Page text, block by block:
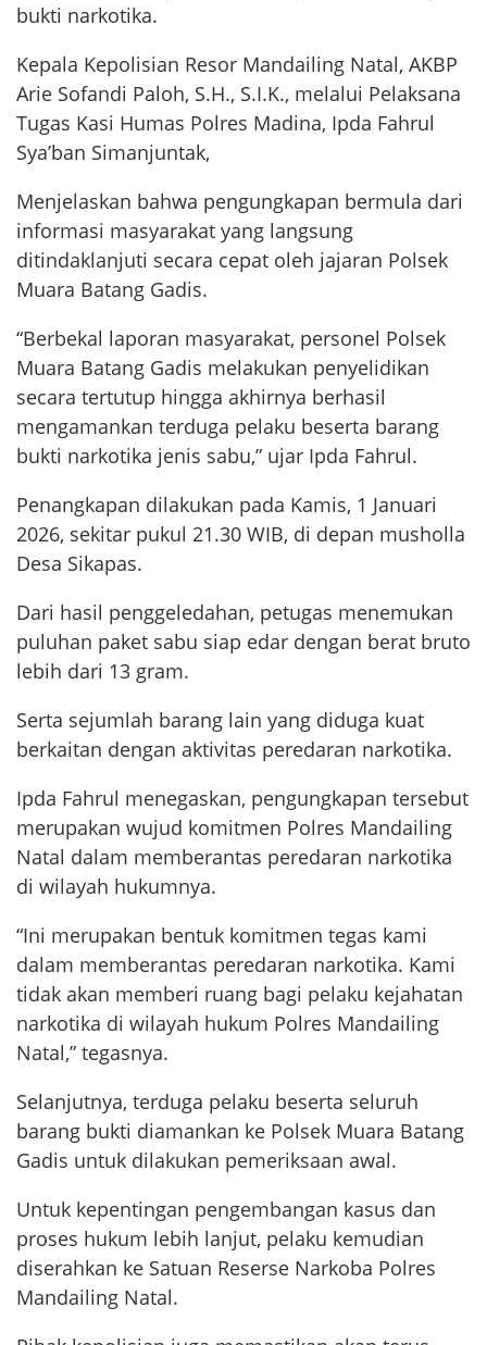
bukti narkotika.
Kepala Kepolisian Resor Mandailing Natal, AKBP
Arie Sofandi Paloh, S.H., S.I.K., melalui Pelaksana
Tugas Kasi Humas Polres Madina, Ipda Fahrul
Sya’ban Simanjuntak,
Menjelaskan bahwa pengungkapan bermula dari
informasi masyarakat yang langsung
ditindaklanjuti secara cepat oleh jajaran Polsek
Muara Batang Gadis.
“Berbekal laporan masyarakat, personel Polsek
Muara Batang Gadis melakukan penyelidikan
secara tertutup hingga akhirnya berhasil
mengamankan terduga pelaku beserta barang
bukti narkotika jenis sabu,” ujar Ipda Fahrul.
Penangkapan dilakukan pada Kamis, 1 Januari
2026, sekitar pukul 21.30 WIB, di depan musholla
Desa Sikapas.
Dari hasil penggeledahan, petugas menemukan
puluhan paket sabu siap edar dengan berat bruto
lebih dari 13 gram.
Serta sejumlah barang lain yang diduga kuat
berkaitan dengan aktivitas peredaran narkotika.
Ipda Fahrul menegaskan, pengungkapan tersebut
merupakan wujud komitmen Polres Mandailing
Natal dalam memberantas peredaran narkotika
di wilayah hukumnya.
“Ini merupakan bentuk komitmen tegas kami
dalam memberantas peredaran narkotika. Kami
tidak akan memberi ruang bagi pelaku kejahatan
narkotika di wilayah hukum Polres Mandailing
Natal,” tegasnya.
Selanjutnya, terduga pelaku beserta seluruh
barang bukti diamankan ke Polsek Muara Batang
Gadis untuk dilakukan pemeriksaan awal.
Untuk kepentingan pengembangan kasus dan
proses hukum lebih lanjut, pelaku kemudian
diserahkan ke Satuan Reserse Narkoba Polres
Mandailing Natal.